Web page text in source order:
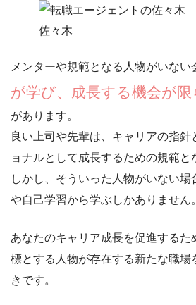
佐々木
メンターや規範となる人物がいない
が学び、成長する機会が
があります。
良い上司や先輩は、キャリアの指針
ョナルとして成長するための規範と
しかし、そういった人物がいない場
や自己学習から学ぶしかありません。
あなたのキャリア成長を促進するた
標とする人物が存在する新たな職場
きです。